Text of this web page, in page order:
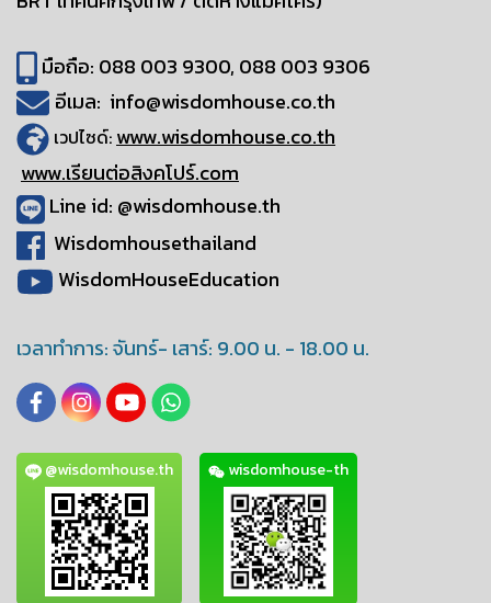
มือถือ: 088 003 9300, 088 003 9306
อีเมล: info@wisdomhouse.co.th
เวปไซด์: www.wisdomhouse.co.th
www.เรียนต่อสิงคโปร์.com
Line id: @wisdomhouse.th
Wisdomhousethailand
WisdomHouseEducation
เวลาทำการ: จันทร์- เสาร์: 9.00 น. - 18.00 น.
@wisdomhouse.th wisdomhouse-th